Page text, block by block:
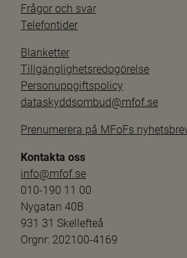
Frågor och svar
Telefontider
Blanketter
Tillgänglighetsredogörelse
Personuppgiftspolicy
dataskyddsombud@mfof.se
Prenumerera på MFoFs
Kontakta oss
info@mfof.se
010-190 11 00
Nygatan 40B
931 31 Skellefteå
Orgnr: 202100-4169